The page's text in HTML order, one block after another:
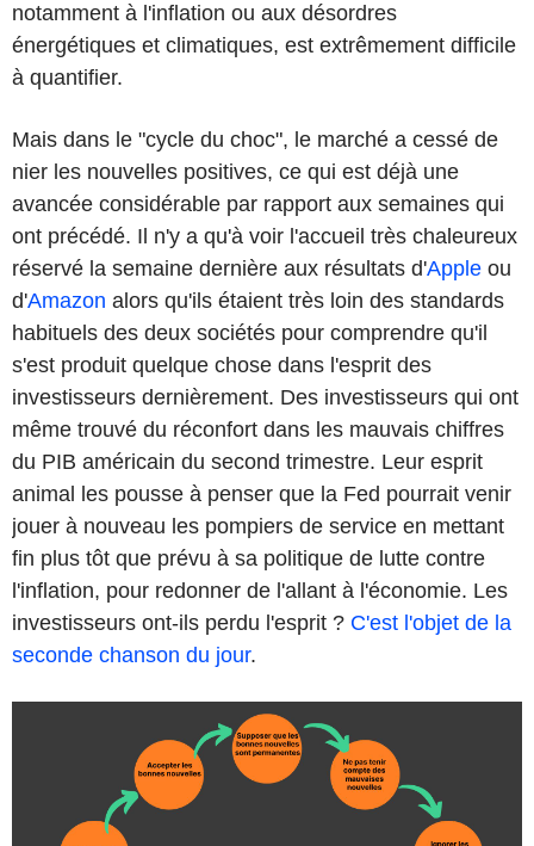
notamment à l'inflation ou aux désordres
énergétiques et climatiques, est extrêmement difficile
à quantifier.
Mais dans le "cycle du choc", le marché a cessé de
nier les nouvelles positives, ce qui est déjà une
avancée considérable par rapport aux semaines qui
ont précédé. Il n'y a qu'à voir l'accueil très chaleureux
réservé la semaine dernière aux résultats d'Apple ou
d'Amazon alors qu'ils étaient très loin des standards
habituels des deux sociétés pour comprendre qu'il
s'est produit quelque chose dans l'esprit des
investisseurs dernièrement. Des investisseurs qui ont
même trouvé du réconfort dans les mauvais chiffres
du PIB américain du second trimestre. Leur esprit
animal les pousse à penser que la Fed pourrait venir
jouer à nouveau les pompiers de service en mettant
fin plus tôt que prévu à sa politique de lutte contre
l'inflation, pour redonner de l'allant à l'économie. Les
investisseurs ont-ils perdu l'esprit ? C'est l'objet de la
seconde chanson du jour.